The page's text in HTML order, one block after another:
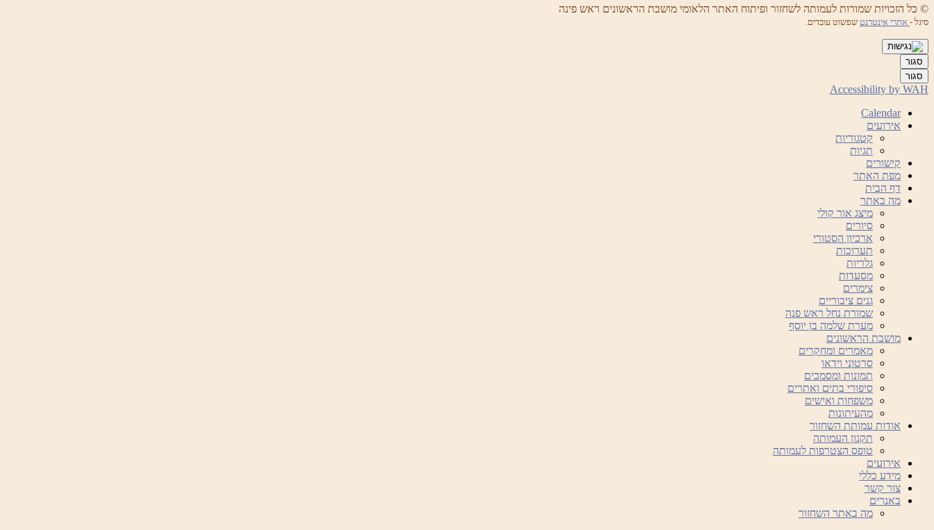
© כל הזכויות שמורות לעמותה לשחזור ופיתוח האתר הלאומי מושבת הראשונים ראש פינה
סיגל - אתרי אינטרנט שפשוט עובדים.
סגור
סגור
Accessibility by WAH
Calendar
אירועים
קטגוריות
תגיות
קישורים
מפת האתר
דף הבית
מה באתר
מיצג אור קולי
סיורים
ארכיון הסטורי
תערוכות
גלריות
מסעדות
צימרים
גנים ציבוריים
שמורת נחל ראש פנה
מערת שלמה בן יוסף
מושבת הראשונים
מאמרים ומחקרים
סרטוני וידאו
תמונות ומסמכים
סיפורי בתים ואתרים
משפחות ואישים
מהעיתונות
אודות עמותת השחזור
תקנון העמותה
טופס הצטרפות לעמותה
אירועים
מידע כללי
צור קשר
באנרים
מה באתר השחזור